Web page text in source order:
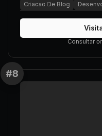
Criacao De Blog
Consultar
#8